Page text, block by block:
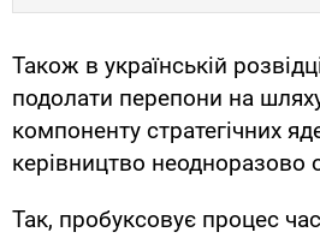
Також в українській
подолати перепони на
компоненту стратегічних
керівництво неодноразово
Так, пробуксовує процес